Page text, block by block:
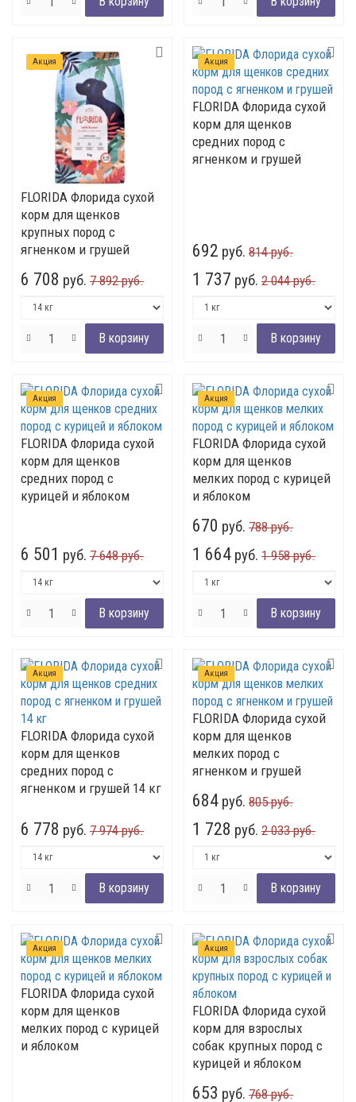
Акция
FLORIDA Флорида сухой
корм для щенков
крупных пород с
ягненком и грушей
6 708 руб. 7 892 руб.
Акция
FLORIDA Флорида сухой
корм для щенков
средних пород с
ягненком и грушей
692 руб. 814 руб.
1 737 руб. 2 044 руб.
Акция
FLORIDA Флорида сухой
корм для щенков
средних пород с
курицей и яблоком
6 501 руб. 7 648 руб.
Акция
FLORIDA Флорида сухой
корм для щенков
мелких пород с курицей
и яблоком
670 руб. 788 руб.
1 664 руб. 1 958 руб.
Акция
FLORIDA Флорида сухой
корм для щенков
средних пород с
ягненком и грушей 14 кг
6 778 руб. 7 974 руб.
Акция
FLORIDA Флорида сухой
корм для щенков
мелких пород с
ягненком и грушей
684 руб. 805 руб.
1 728 руб. 2 033 руб.
Акция
FLORIDA Флорида сухой
корм для щенков
мелких пород с курицей
и яблоком
Акция
FLORIDA Флорида сухой
корм для взрослых
собак крупных пород с
курицей и яблоком
653 руб. 768 руб.